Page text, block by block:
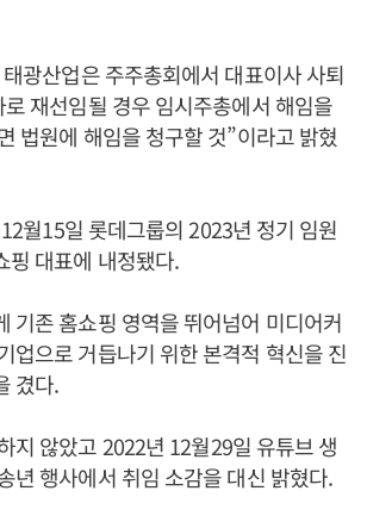
광산업은 주주총회에서 대표이사 사퇴
재선임될 경우 임시주총에서 해임을
법원에 해임을 청구할 것”이라고 밝혔
월15일 롯데그룹의 2023년 정기 임원
핑 대표에 내정됐다.
기존 홈쇼핑 영역을 뛰어넘어 미디어커
업으로 거듭나기 위한 본격적 혁신을 진
겼다.
지 않았고 2022년 12월29일 유튜브 생
년 행사에서 취임 소감을 대신 밝혔다.